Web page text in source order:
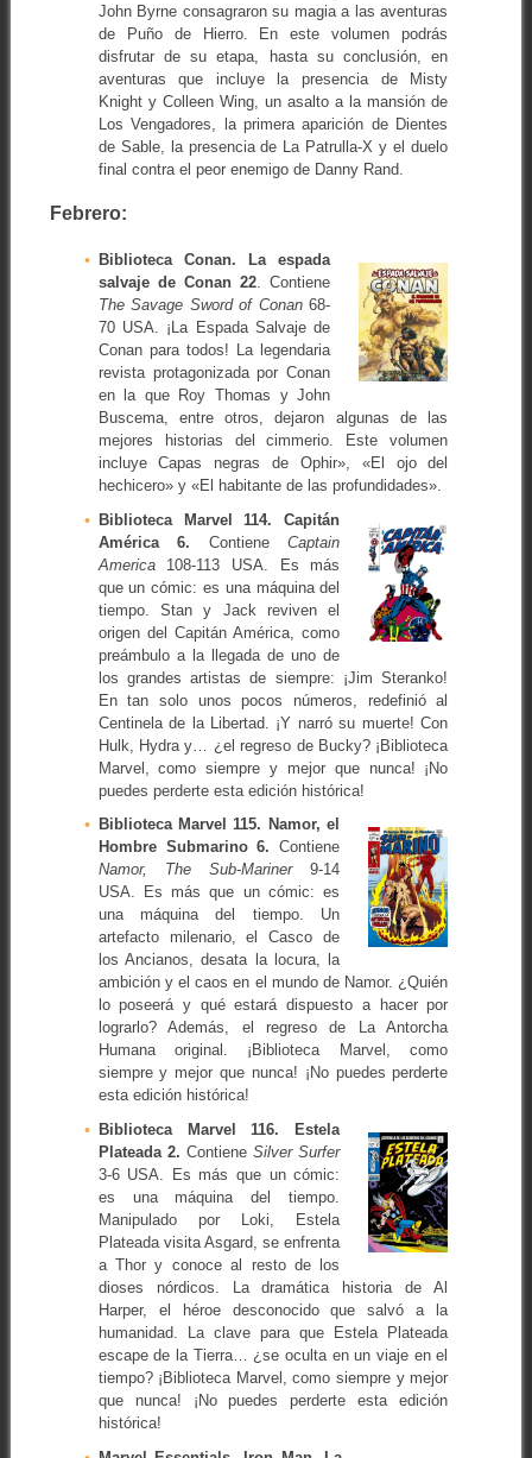
John Byrne consagraron su magia a las aventuras
de Puño de Hierro. En este volumen podrás
disfrutar de su etapa, hasta su conclusión, en
aventuras que incluye la presencia de Misty
Knight y Colleen Wing, un asalto a la mansión de
Los Vengadores, la primera aparición de Dientes
de Sable, la presencia de La Patrulla-X y el duelo
final contra el peor enemigo de Danny Rand.
Febrero:
Biblioteca Conan. La espada
salvaje de Conan 22 . Contiene
The Savage Sword of Conan68-
70 USA. ¡La Espada Salvaje de
Conan para todos! La legendaria
revista protagonizada por Conan
en la que Roy Thomas y John
Buscema, entre otros, dejaron algunas de las
mejores historias del cimmerio. Este volumen
incluye Capas negras de Ophir», «El ojo del
hechicero» y «El habitante de las profundidades».
Biblioteca Marvel 114. Capitán
América 6. ContieneCaptain
America108-113 USA. Es más
que un cómic: es una máquina del
tiempo. Stan y Jack reviven el
origen del Capitán América, como
preámbulo a la llegada de uno de
los grandes artistas de siempre: ¡Jim Steranko!
En tan solo unos pocos números, redefinió al
Centinela de la Libertad. ¡Y narró su muerte! Con
Hulk, Hydra y… ¿el regreso de Bucky? ¡Biblioteca
Marvel, como siempre y mejor que nunca! ¡No
puedes perderte esta edición histórica!
Biblioteca Marvel 115. Namor, el
Hombre Submarino 6.Contiene
Namor, The Sub-Mariner9-14
USA. Es más que un cómic: es
una máquina del tiempo. Un
artefacto milenario, el Casco de
los Ancianos, desata la locura, la
ambición y el caos en el mundo de Namor. ¿Quién
lo poseerá y qué estará dispuesto a hacer por
lograrlo? Además, el regreso de La Antorcha
Humana original. ¡Biblioteca Marvel, como
siempre y mejor que nunca! ¡No puedes perderte
esta edición histórica!
Biblioteca Marvel 116. Estela
Plateada 2. ContieneSilver Surfer
3-6 USA. Es más que un cómic:
es una máquina del tiempo.
Manipulado por Loki, Estela
Plateada visita Asgard, se enfrenta
a Thor y conoce al resto de los
dioses nórdicos. La dramática historia de Al
Harper, el héroe desconocido que salvó a la
humanidad. La clave para que Estela Plateada
escape de la Tierra… ¿se oculta en un viaje en el
tiempo? ¡Biblioteca Marvel, como siempre y mejor
que nunca! ¡No puedes perderte esta edición
histórica!